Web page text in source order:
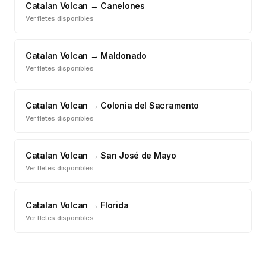
Catalan Volcan → Canelones
Ver fletes disponibles
Catalan Volcan → Maldonado
Ver fletes disponibles
Catalan Volcan → Colonia del Sacramento
Ver fletes disponibles
Catalan Volcan →San José de Mayo
Ver fletes disponibles
Catalan Volcan → Florida
Ver fletes disponibles